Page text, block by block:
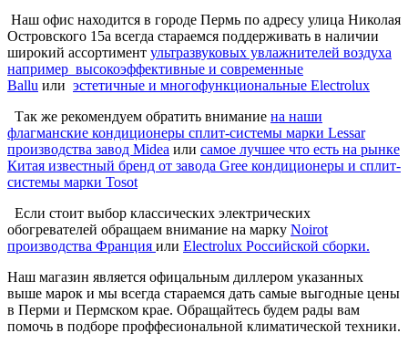
Наш офис находится в городе Пермь по адресу улица Николая
Островского 15а всегда стараемся поддерживать в наличии
широкий ассортимент ультразвуковых увлажнителей воздуха
например высокоэффективные и современные
Ballu или эстетичные и многофункциональные Electrolux
Так же рекомендуем обратить внимание на наши
флагманские кондиционеры сплит-системы марки Lessar
производства завод Midea или самое лучшее что есть на рынке
Китая известный бренд от завода Gree кондиционеры и сплит-
системы марки Tosot
Если стоит выбор классических электрических
обогревателей обращаем внимание на марку Noirot
производства Франция или Electrolux Российской сборки.
Наш магазин является офицальным диллером указанных
выше марок и мы всегда стараемся дать самые выгодные цены
в Перми и Пермском крае. Обращайтесь будем рады вам
помочь в подборе проффесиональной климатической техники.